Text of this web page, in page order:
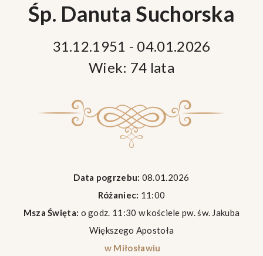
Śp. Danuta Suchorska
31.12.1951 - 04.01.2026
Wiek: 74 lata
Data pogrzebu: 08.01.2026
Różaniec: 11:00
Msza Święta: o godz. 11:30 w kościele pw. św. Jakuba
Większego Apostoła
w Miłosławiu